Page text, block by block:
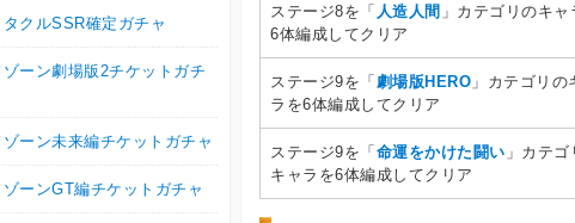
ステージ8を「 人造人間 」カテゴリのキャ
6体編成してクリア
ステージ9を「 劇場版HERO 」カテゴリの
ラを6体編成してクリア
ステージ9を「 命運をかけた闘い 」カテゴ
キャラを6体編成してクリア
クルSSR確定ガチャ
ゾーン劇場版2チケットガチ
ゾーン未来編チケットガチャ
ゾーンGT編チケットガチャ